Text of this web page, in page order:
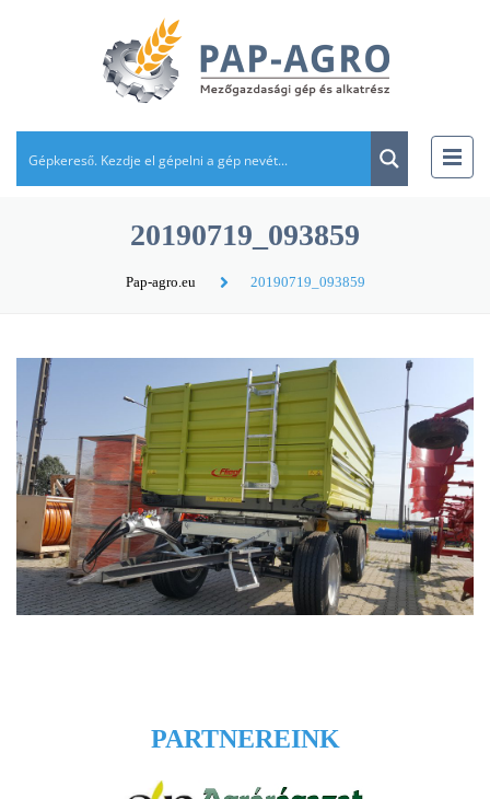
20190719_093859
Pap-agro.eu 20190719_093859
PARTNEREINK